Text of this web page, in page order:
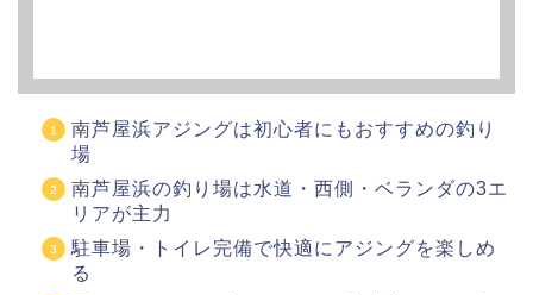
南芦屋浜アジングは初心者にもおすすめの釣り
場
南芦屋浜の釣り場は水道・西側・ベランダの3エ
リアが主力
駐車場・トイレ完備で快適にアジングを楽しめ
る